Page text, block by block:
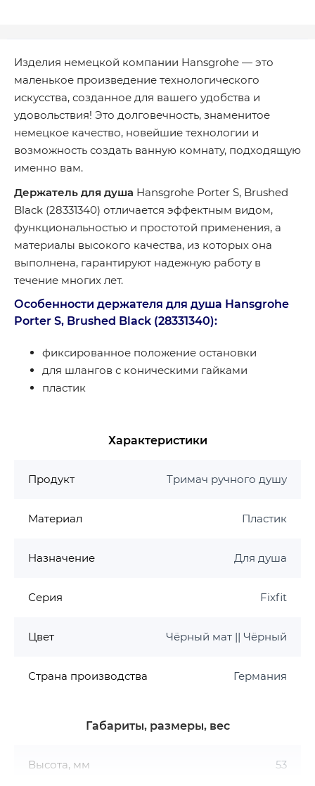
Изделия немецкой компании Hansgrohe — это
маленькое произведение технологического
искусства, созданное для вашего удобства и
удовольствия! Это долговечность, знаменитое
немецкое качество, новейшие технологии и
возможность создать ванную комнату, подходящую
именно вам.
Держатель для душа Hansgrohe Porter S, Brushed
Black (28331340) отличается эффектным видом,
функциональностью и простотой применения, а
материалы высокого качества, из которых она
выполнена, гарантируют надежную работу в
течение многих лет.
Особенности держателя для душа Hansgrohe
Porter S, Brushed Black (28331340):
фиксированное положение остановки
для шлангов с коническими гайками
пластик
Характеристики
Продукт Тримач ручного душу
Материал Пластик
Назначение Для душа
Серия Fixfit
Цвет Чёрный мат || Чёрный
Страна производства Германия
Габариты, размеры, вес
Высота, мм 53